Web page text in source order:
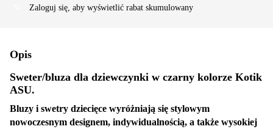
Zaloguj się , aby wyświetlić rabat skumulowany
Opis
Sweter/bluza dla dziewczynki w czarny kolorze Kotik
ASU.
Bluzy i swetry dziecięce wyróżniają się stylowym
nowoczesnym designem, indywidualnością, a także wysokiej